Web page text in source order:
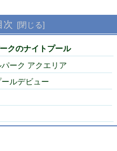
次
クのナイトプール
ーク アクエリア
ルデビュー